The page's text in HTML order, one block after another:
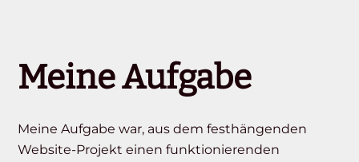
Meine Aufgabe
Meine Aufgabe war, aus dem festhängenden
Website-Projekt einen funktionierenden